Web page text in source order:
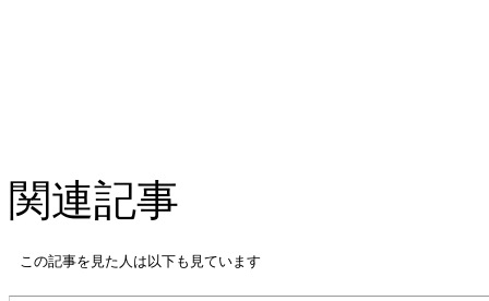
関連記事
この記事を見た人は以下も見ています